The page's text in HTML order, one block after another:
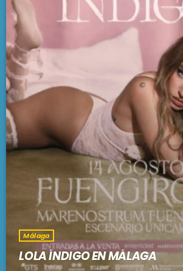
SE VIENE . . .
UN CUENTO ARGENTO
BRUNCH
1:00 pm - 3:00 pm
LARGA DISTANCIA
3:00 pm - 5:00 pm
Málaga
LOLA ÍNDIGO EN MÁLAGA